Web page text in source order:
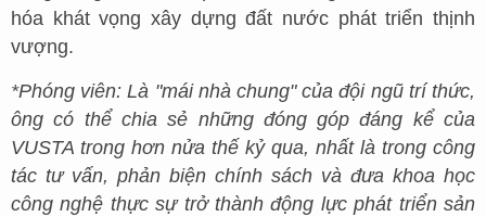
hóa khát vọng xây dựng đất nước phát triển thịnh
vượng.
*Phóng viên: Là "mái nhà chung" của đội ngũ trí thức,
ông có thể chia sẻ những đóng góp đáng kể của
VUSTA trong hơn nửa thế kỷ qua, nhất là trong công
tác tư vấn, phản biện chính sách và đưa khoa học
công nghệ thực sự trở thành động lực phát triển sản